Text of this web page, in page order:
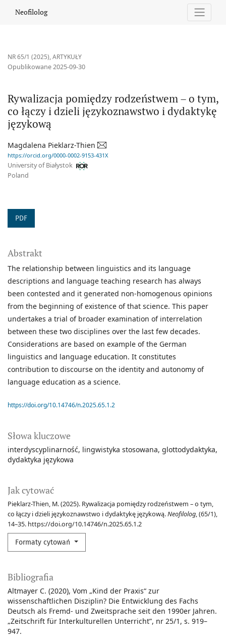
Rywalizacja pomiędzy rodzeństwem – o tym, co łączy i dzieli
Neofilolog
NR 65/1 (2025),ARTYKUŁY
Rywalizacja pomiędzy rodzeństwem – o tym,
co łączy i dzieli językoznawstwo i dydaktykę
językową
Opublikowane 2025-09-30
Magdalena Pieklarz-Thien
https://orcid.org/0000-0002-9153-431X
University of Białystok
Poland
PDF
Słowa kluczowe
interdyscyplinarność lingwistyka stosowana glottodydaktyka
dydaktyka językowa
Jak cytować
Pieklarz-Thien, M. (2025). Rywalizacja pomiędzy rodzeństwem – o tym,
co łączy i dzieli językoznawstwo i dydaktykę językową.Neofilolog, (65/1),
14–35. https://doi.org/10.14746/n.2025.65.1.2
Formaty cytowań
Abstrakt
The relationship between linguistics and its language
descriptions and language teaching research has always
been contested and it generated non-homogenous opinions
from the beginning of existence of that science. This paper
undertakes a trial of broader examination of interrelation
between these two disciplines over the last few decades.
Considerations are based on example of the German
linguistics and language education. It constitutes
contribution to discourse on the identity and autonomy of
language education as a science.
https://doi.org/10.14746/n.2025.65.1.2
Bibliografia
Altmayer C. (2020), Vom „Kind der Praxis“ zur
wissenschaftlichen Disziplin? Die Entwicklung des Fachs
Deutsch als Fremd- und Zweitsprache seit den 1990er Jahr­en.
„Zeitschrift für Interkulturellen Unterricht”, nr 25/1, s. 919–
947.